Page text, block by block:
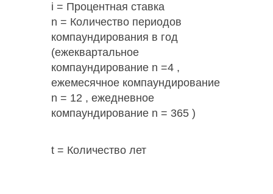
i = Процентная ставка
n = Количество периодов
компаундирования в год
(ежеквартальное
компаундирование n =4 ,
ежемесячное компаундирование
n = 12 , ежедневное
компаундирование n = 365 )
t = Количество лет